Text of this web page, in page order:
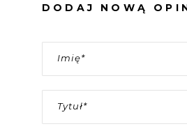
DODAJ NOWĄ
Imię
Tytuł